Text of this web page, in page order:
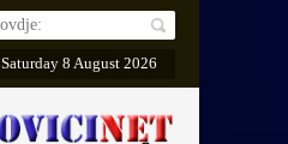
Saturday 8 August 2026